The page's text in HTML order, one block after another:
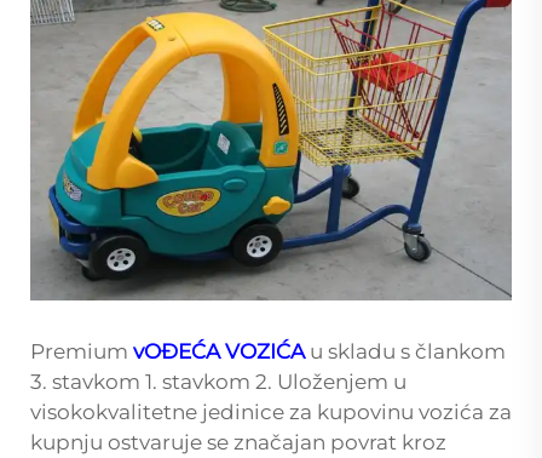
Premium vOĐEĆA VOZIĆA u skladu s člankom
3. stavkom 1. stavkom 2. Uloženjem u
visokokvalitetne jedinice za kupovinu vozića za
kupnju ostvaruje se značajan povrat kroz